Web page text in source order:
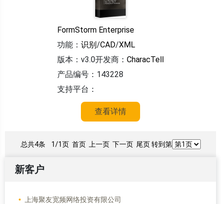
FormStorm Enterprise
功能： 识别/CAD/XML
版本：v3.0开发商： CharacTell
产品编号：143228
支持平台：
查看详情
总共4条 1/1页 首页 上一页 下一页 尾页 转到第
新客户
上海聚友宽频网络投资有限公司